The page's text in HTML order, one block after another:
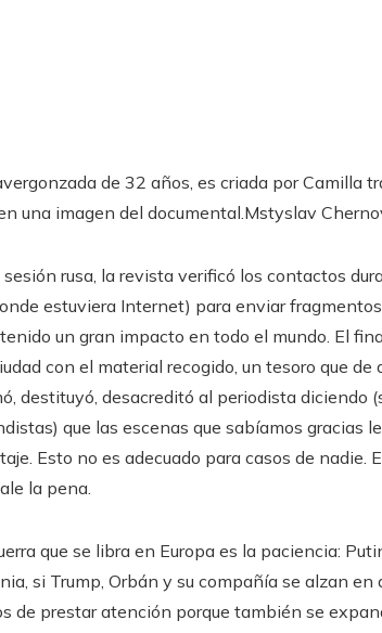
de 32 años, es criada por Camilla
una imagen del documental.Mstyslav
rusa, la revista verificó los contactos
estuviera Internet) para enviar
un gran impacto en todo el mundo. El
con el material recogido, un tesoro que de
destituyó, desacreditó al periodista diciendo
que las escenas que sabíamos gracias
Esto no es adecuado para casos de nadie.
la pena.
que se libra en Europa es la paciencia:
si Trump, Orbán y su compañía se alzan
de prestar atención porque también se